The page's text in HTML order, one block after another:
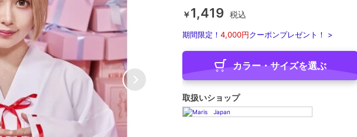
￥1,419 税込
期間限定！ 4,000円クーポンプレゼント！ >
カラー・サイズを選ぶ
取扱いショップ